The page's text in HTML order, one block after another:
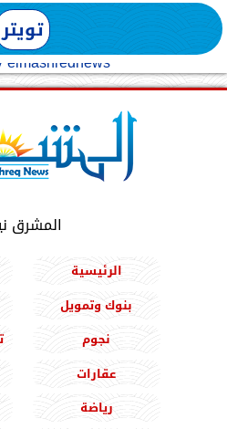
تويتر
elmashreqnews
المشرق
الرئيسية
بنوك وتمويل
نجوم
عقارات
رياضة